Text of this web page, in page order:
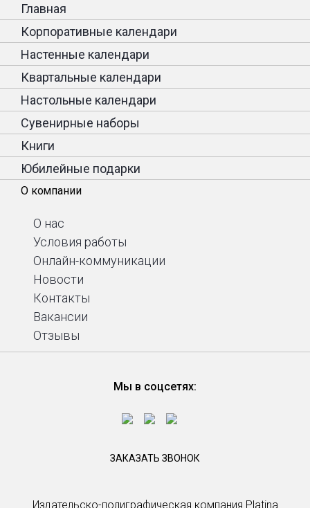
Издательско-полиграфическая компания Platina
Главная
Корпоративные календари
Настенные календари
Квартальные календари
Настольные календари
Сувенирные наборы
Книги
Юбилейные подарки
О компании
О нас
Условия работы
Онлайн-коммуникации
Новости
Контакты
Вакансии
Отзывы
Мы в соцсетях:
ЗАКАЗАТЬ ЗВОНОК